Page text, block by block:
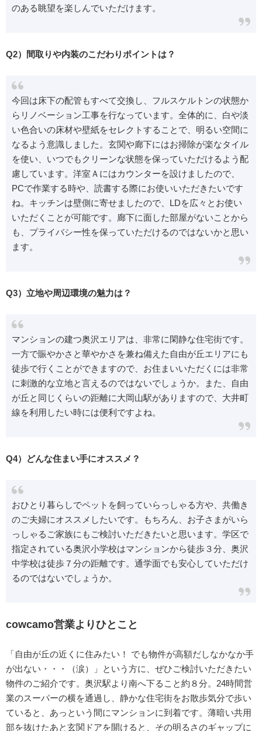
のある眺望を楽しんでいただけます。
Q2）間取りや内装のこだわりポイントは？
今回は床下の配管もすべて交換し、フルスケルトンの状態か
らリノベーション工事を行なっています。全体的に、白や淡
い色合いの床材や壁紙をセレクトすることで、明るい空間に
なるよう意識しました。玄関や廊下にはお掃除が楽なタイル
を使い、いつでもクリーンな状態を保っていただけるよう配
慮しています。洋室Ａにはカウンターを設けましたので、
PCで作業する時や、読書する際にお使いいただきたいです
ね。キッチンは壁側に寄せましたので、LDを広々とお使い
いただくことが可能です。廊下に面した部屋がないことから
も、プライバシー性を保っていただけるのではないかと思い
ます。
Q3）立地や周辺環境の魅力は？
マンションの建つ奥沢エリアは、非常に閑静な住宅街です。
一方で賑やかさと華やかさを兼ね備えた自由が丘エリアにも
徒歩で行くことができますので、お住まいいただくには非常
に刺激的な立地と言えるのではないでしょうか。また、自由
が丘と同じくらいの距離に大岡山駅がありますので、大井町
線を利用したい時には便利ですよね。
Q4）どんな住まい手にオススメ？
おひとり暮らしでペットを飼っていらっしゃる方や、共働き
のご夫婦にオススメしたいです。もちろん、お子さまがいら
っしゃるご家族にもご検討いただきたいと思います。学区で
指定されている奥沢小学校はマンションから徒歩３分、奥沢
中学校は徒歩７分の距離です。通学面でも安心していただけ
るのではないでしょうか。
cowcamo営業よりひとこと
「自由が丘の近くに住みたい！ でも物件が高額だしなかなか手
が出ない・・・（涙）」という方に、ぜひご検討いただきたい
物件のご紹介です。奥沢駅より南へ下ること約８分。24時間営
業のスーパーの横を通過し、静かな住宅街をお散歩気分で歩い
ていると、あっという間にマンションに到着です。薄暗い共用
部を抜けたあと玄関ドアを開けると、その明るさのギャップに